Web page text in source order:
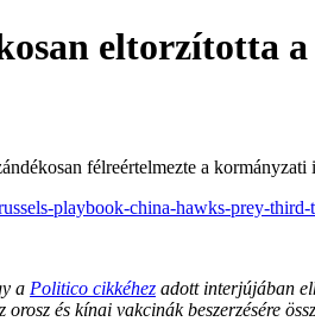
eltorzította
félreértelmezte a kormányzati
playbook-china-hawks-prey-
a Politico cikkéhez adott interjújában
és kínai vakcinák beszerzésére